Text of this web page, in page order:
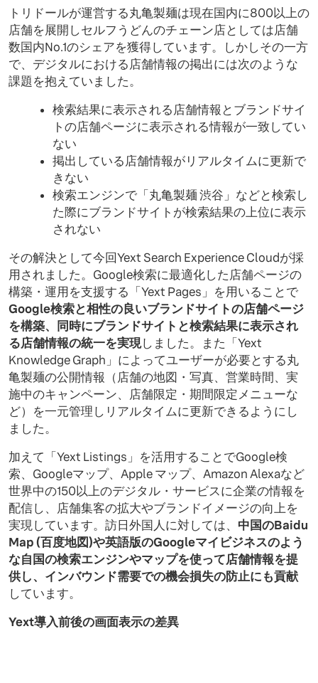
トリドールが運営する丸亀製麺は現在国内に800以上の
店舗を展開しセルフうどんのチェーン店としては店舗
数国内No.1のシェアを獲得しています。しかしその一方
で、デジタルにおける店舗情報の掲出には次のような
課題を抱えていました。
検索結果に表示される店舗情報とブランドサイ
トの店舗ページに表示される情報が一致してい
ない
掲出している店舗情報がリアルタイムに更新で
きない
検索エンジンで「丸亀製麺 渋谷」などと検索し
た際にブランドサイトが検索結果の上位に表示
されない
その解決として今回Yext Search Experience Cloudが採
用されました。Google検索に最適化した店舗ページの
構築・運用を支援する「Yext Pages」を用いることで
Google検索と相性の良いブランドサイトの店舗ページ
を構築、同時にブランドサイトと検索結果に表示され
る店舗情報の統一を実現しました。また「Yext
Knowledge Graph」によってユーザーが必要とする丸
亀製麺の公開情報（店舗の地図・写真、営業時間、実
施中のキャンペーン、店舗限定・期間限定メニューな
ど）を一元管理しリアルタイムに更新できるようにし
ました。
加えて「Yext Listings」を活用することでGoogle検
索、Googleマップ、Apple マップ、Amazon Alexaなど
世界中の150以上のデジタル・サービスに企業の情報を
配信し、店舗集客の拡大やブランドイメージの向上を
実現しています。訪日外国人に対しては、 中国のBaidu
Map (百度地図)や英語版のGoogleマイビジネスのよう
な自国の検索エンジンやマップを使って店舗情報を提
供し、インバウンド需要での機会損失の防止にも貢献
しています。
Yext導入前後の画面表示の差異